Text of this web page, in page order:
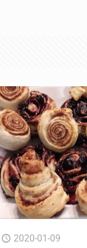
2020-01-09